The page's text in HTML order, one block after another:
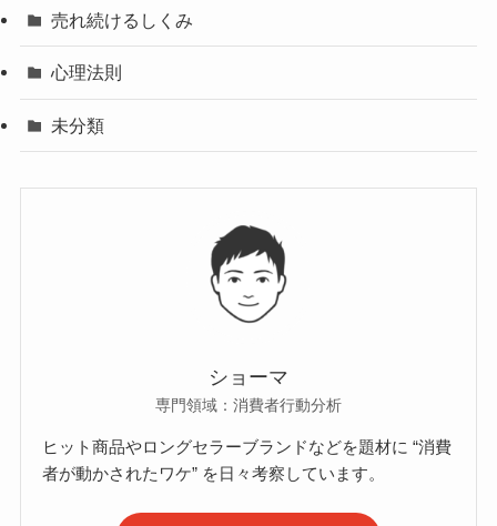
売れ続けるしくみ
心理法則
未分類
ショーマ
専門領域：消費者行動分析
ヒット商品やロングセラーブランドなどを題材に “消費
者が動かされたワケ” を日々考察しています。